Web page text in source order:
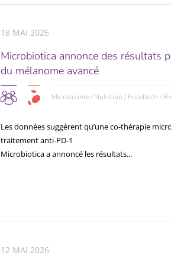
18 MAI 2026
Microbiotica annonce des résultats
du mélanome avancé
Microbiome / Nutrition / Foodtech /
Les données suggèrent qu’une co-thérapie
traitement anti-PD-1
Microbiotica a annoncé les résultats...
12 MAI 2026